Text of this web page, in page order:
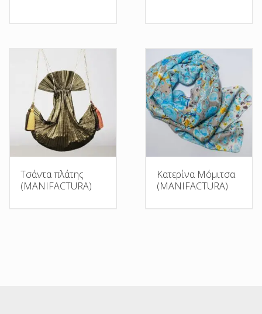
Τσάντα πλάτης
(MANIFACTURA)
Κατερίνα Μόμιτσα
(MANIFACTURA)